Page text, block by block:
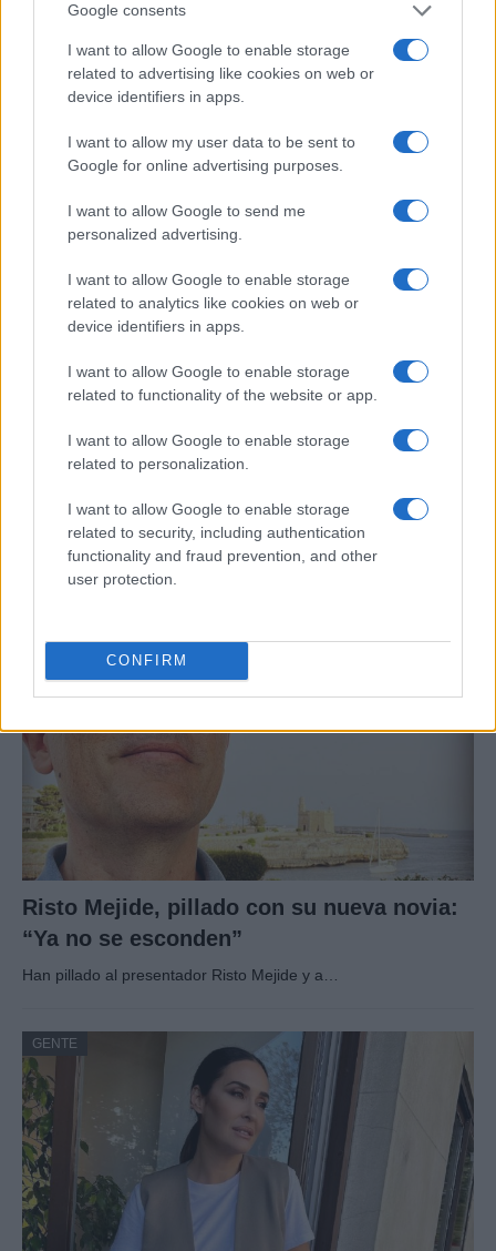
Google consents
I want to allow Google to enable storage
related to advertising like cookies on web or
device identifiers in apps.
I want to allow my user data to be sent to
Google for online advertising purposes.
I want to allow Google to send me
personalized advertising.
I want to allow Google to enable storage
related to analytics like cookies on web or
device identifiers in apps.
I want to allow Google to enable storage
related to functionality of the website or app.
I want to allow Google to enable storage
related to personalization.
I want to allow Google to enable storage
related to security, including authentication
functionality and fraud prevention, and other
user protection.
CONFIRM
Hijo de Javier Gutiérrez: un campeón con
El hijo del actor Javier Gutiérrez, es Mateo,…
GENTE
Bárbara Rey sobre su asistencia al
Senado: «Voy a ir»
Bárbara Rey ha asegurado a Isabel Rábago, que…
GENTE
Risto Mejide, pillado con su nueva novia:
“Ya no se esconden”
Han pillado al presentador Risto Mejide y a…
GENTE